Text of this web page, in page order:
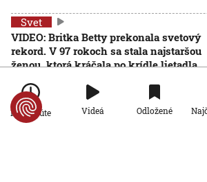
Svet
VIDEO: Britka Betty prekonala svetový
rekord. V 97 rokoch sa stala najstaršou
ženou, ktorá kráčala po krídle lietadla
Svet
V ukrajinskej armáde slúži takmer 16-
Po minúte Videá Odložené